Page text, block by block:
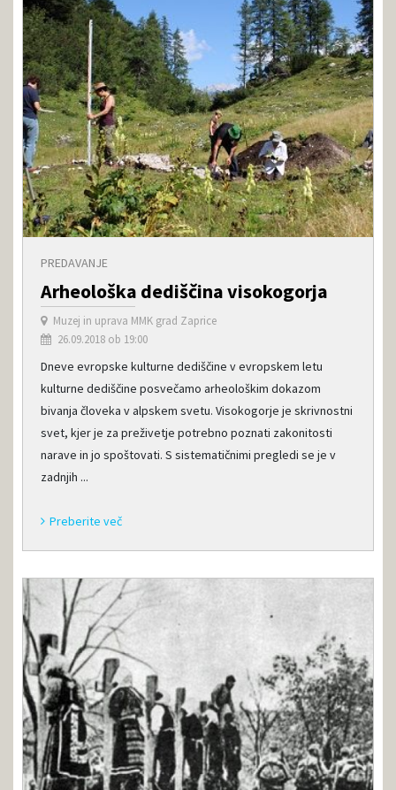
PREDAVANJE
Arheološka dediščina visokogorja
Muzej in uprava MMK grad Zaprice
26.09.2018 ob 19:00
Dneve evropske kulturne dediščine v evropskem letu
kulturne dediščine posvečamo arheološkim dokazom
bivanja človeka v alpskem svetu. Visokogorje je skrivnostni
svet, kjer je za preživetje potrebno poznati zakonitosti
narave in jo spoštovati. S sistematičnimi pregledi se je v
zadnjih ...
Preberite več